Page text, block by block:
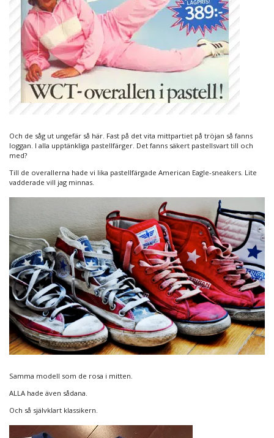
Och de såg ut ungefär så här. Fast på det vita mittpartiet på tröjan så fanns
loggan. I alla upptänkliga pastellfärger. Det fanns säkert pastellsvart till och
med?
Till de overallerna hade vi lika pastellfärgade American Eagle-sneakers. Lite
vadderade vill jag minnas.
Samma modell som de rosa i mitten.
ALLA hade även sådana.
Och så självklart klassikern.